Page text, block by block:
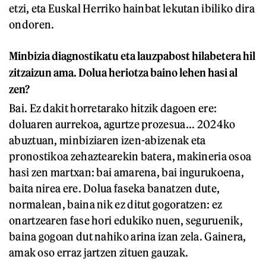
etzi, eta Euskal Herriko hainbat lekutan ibiliko dira
ondoren.
Minbizia diagnostikatu eta lauzpabost hilabetera hil
zitzaizun ama. Dolua heriotza baino lehen hasi al
zen?
Bai. Ez dakit horretarako hitzik dagoen ere:
doluaren aurrekoa, agurtze prozesua... 2024ko
abuztuan, minbiziaren izen-abizenak eta
pronostikoa zehaztearekin batera, makineria osoa
hasi zen martxan: bai amarena, bai ingurukoena,
baita nirea ere. Dolua faseka banatzen dute,
normalean, baina nik ez ditut gogoratzen: ez
onartzearen fase hori edukiko nuen, seguruenik,
baina gogoan dut nahiko arina izan zela. Gainera,
amak oso erraz jartzen zituen gauzak.